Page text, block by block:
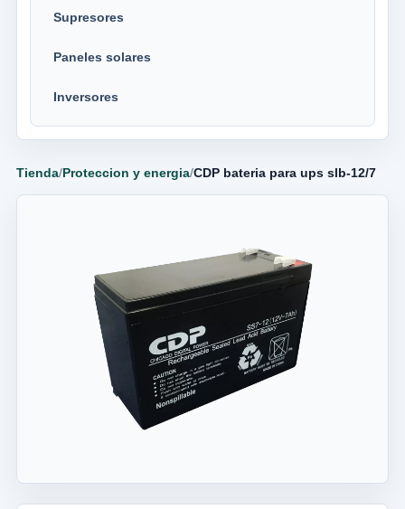
Supresores
Paneles solares
Inversores
Tienda/Proteccion y energia/CDP bateria para ups slb-12/7